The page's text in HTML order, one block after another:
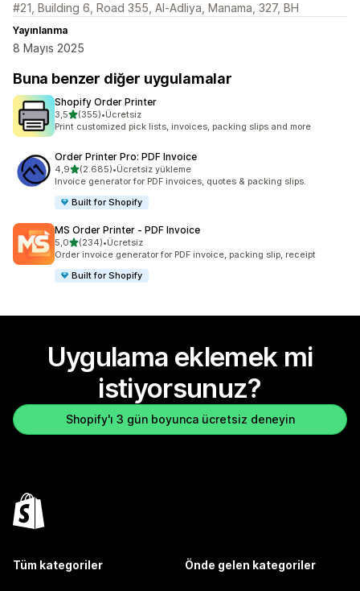
#21, Building 6, Road 355, Al-Adliya, Manama, 327, BH
Yayınlanma
8 Mayıs 2025
Buna benzer diğer uygulamalar
Shopify Order Printer
3,55 yıldız üzerinden
(355)
toplam 355 değerlendirme
•Ücretsiz
Print customized pick lists, invoices, packing slips and more
Order Printer Pro: PDF Invoice
4,95 yıldız üzerinden
(2.685)
toplam 2685 değerlendirme
•Ücretsiz yükleme
Invoice generator for PDF invoices, quotes & packing slips.
Built for Shopify
MS Order Printer ‑ PDF Invoice
5,05 yıldız üzerinden
(234)
toplam 234 değerlendirme
•Ücretsiz
Order invoice generator for PDF invoice, packing slip, receipt
Built for Shopify
Uygulama eklemek mi
istiyorsunuz?
Shopify'ı 3 gün boyunca ücretsiz deneyin
Tüm kategoriler Önde gelen kategoriler